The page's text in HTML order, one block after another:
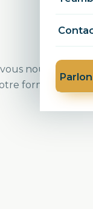
nous
formulaire